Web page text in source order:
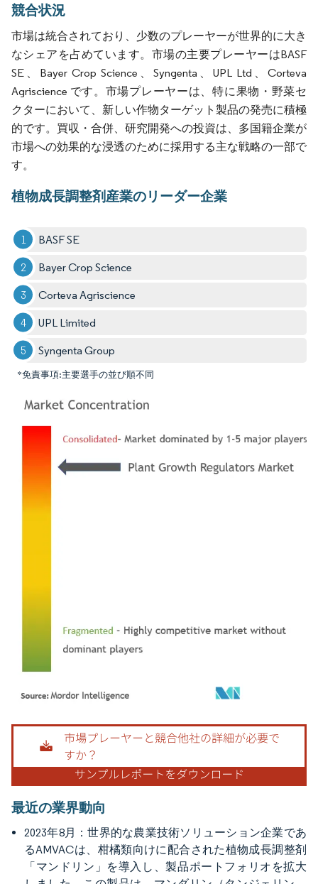
競合状況
市場は統合されており、少数のプレーヤーが世界的に大き
なシェアを占めています。市場の主要プレーヤーはBASF
SE、Bayer Crop Science、Syngenta、UPL Ltd、Corteva
Agriscience です。市場プレーヤーは、特に果物・野菜セ
クターにおいて、新しい作物ターゲット製品の発売に積極
的です。買収・合併、研究開発への投資は、多国籍企業が
市場への効果的な浸透のために採用する主な戦略の一部で
す。
植物成長調整剤産業のリーダー企業
BASF SE
Bayer Crop Science
Corteva Agriscience
UPL Limited
Syngenta Group
*免責事項:主要選手の並び順不同
画像 © Mordor Intelligence。再利用にはCC BY 4.0の表示が必要です。
最近の業界動向
2023年8月：世界的な農業技術ソリューション企業であ
るAMVACは、柑橘類向けに配合された植物成長調整剤
「マンドリン」を導入し、製品ポートフォリオを拡大